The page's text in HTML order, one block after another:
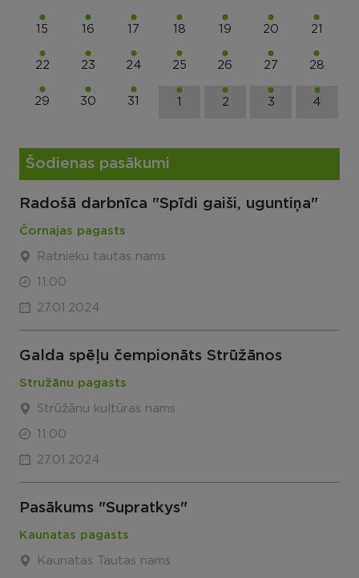
15 16 17 18 19 20 21
22 23 24 25 26 27 28
29 30 31 1 2 3 4
Šodienas pasākumi
Radošā darbnīca "Spīdi gaiši, uguntiņa"
Čornajas pagasts
Ratnieku tautas nams
11:00
27.01.2024
Galda spēļu čempionāts Strūžānos
Stružānu pagasts
Strūžānu kultūras nams
11:00
27.01.2024
Pasākums "Supratkys"
Kaunatas pagasts
Kaunatas Tautas nams